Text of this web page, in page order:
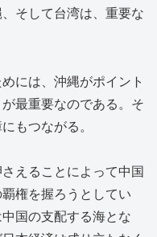
そして台湾は、重要な
には、沖縄がポイント
最重要なのである。そ
もつながる。
えることによって中国
権を握ろうとしてい
国の支配する海とな